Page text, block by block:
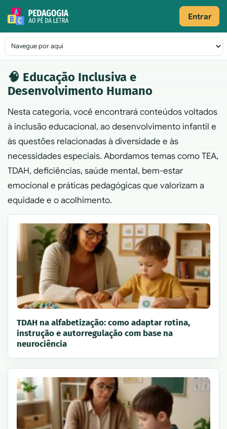
Pular para o conteúdo
Entrar
Navegação principal
🧠 Educação Inclusiva e
Desenvolvimento Humano
Nesta categoria, você encontrará conteúdos voltados
à inclusão educacional, ao desenvolvimento infantil e
às questões relacionadas à diversidade e às
necessidades especiais. Abordamos temas como TEA,
TDAH, deficiências, saúde mental, bem-estar
emocional e práticas pedagógicas que valorizam a
equidade e o acolhimento.
TDAH na alfabetização: como adaptar rotina,
instrução e autorregulação com base na
neurociência